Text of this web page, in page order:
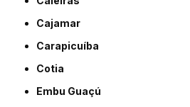
Cajamar
Carapicuíba
Cotia
Embu Guaçú